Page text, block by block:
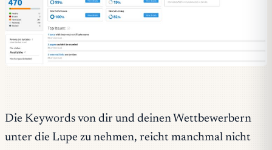
Die Keywords von dir und deinen Wettbewerbern
unter die Lupe zu nehmen, reicht manchmal nicht